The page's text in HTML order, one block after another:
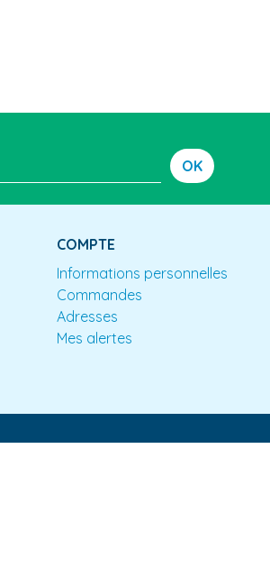
OK
COMPTE
Informations personnelles
Commandes
Adresses
Mes alertes